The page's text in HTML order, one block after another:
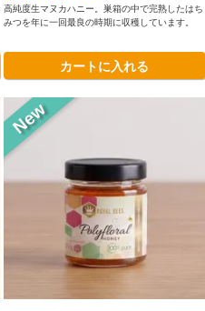
高純度生マヌカハニー。巣箱の中で完熟したはち
みつを年に一回最良の時期に収穫しています。
カートに入れる